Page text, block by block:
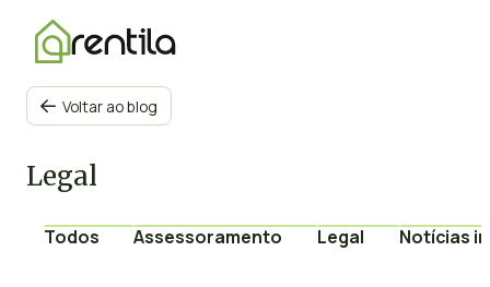
 Voltar ao blog
Legal
Todos Assessoramento Legal Notícias